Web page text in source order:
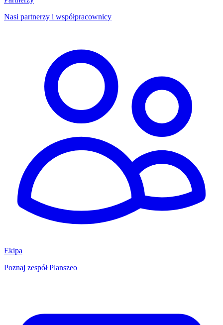
Nasi partnerzy i współpracownicy
Ekipa
Poznaj zespół Planszeo